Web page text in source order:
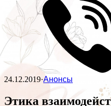
24.12.2019·Анонсы
Этика